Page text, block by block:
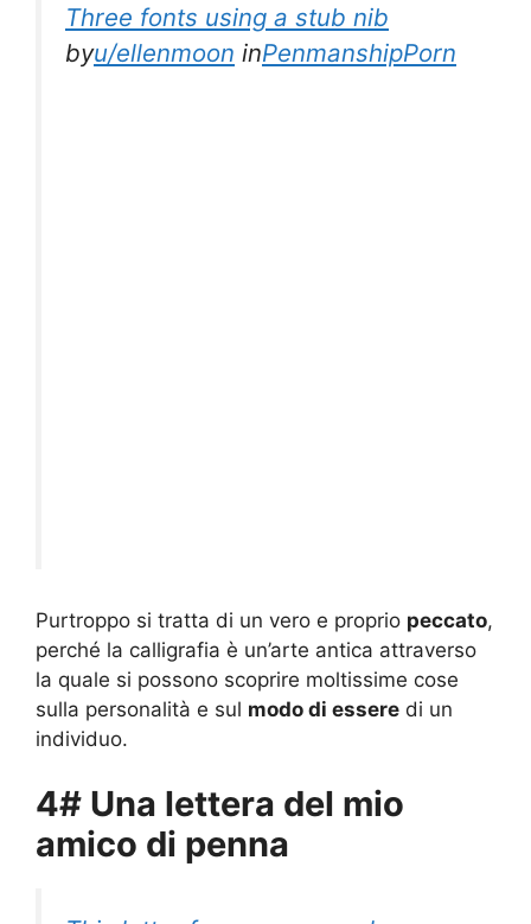
Three fonts using a stub nib
byu/ellenmoon inPenmanshipPorn
Purtroppo si tratta di un vero e proprio peccato,
perché la calligrafia è un’arte antica attraverso
la quale si possono scoprire moltissime cose
sulla personalità e sul modo di essere di un
individuo.
4# Una lettera del mio
amico di penna